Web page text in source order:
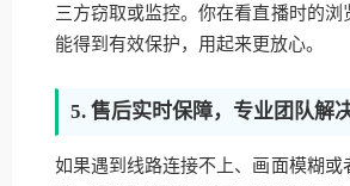
三方窃取或监控。你在看直播时的浏
能得到有效保护，用起来更放心。
5. 售后实时保障，专业团队解
如果遇到线路连接不上、画面模糊或